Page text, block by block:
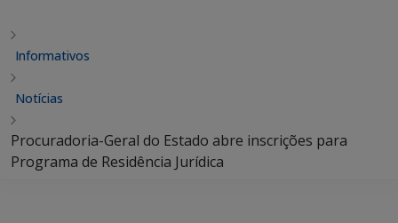
Informativos
Notícias
Procuradoria-Geral do Estado abre inscrições para
Programa de Residência Jurídica